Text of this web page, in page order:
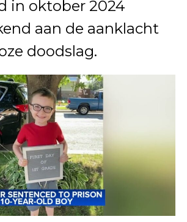
in oktober 2024
aan de aanklacht
doodslag.